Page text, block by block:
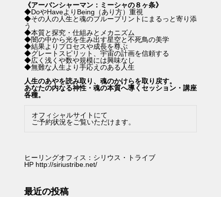
《アーバンシャーマン：ミーシャの８ヶ条》
◆DoやHaveよりBeing（あり方）重視
◆その人の人生と魂のブループリントにまるっと寄り添
う
◆本質と探究・仕組みとメカニズム
◆闇の中から光を生み出す星空と不死鳥の美学
◆結果よりプロセスや成長を尊ぶ
◆グレートスピリット、宇宙の計画を信頼する
◆広く浅くや数や規模には興味なし
◆無難な人生より手応えのある人生
人生のあやを読み取り、魂のかけらを取り戻す。
あなたの内なる神性・魂の本質へ導くセッション・講座
各種。
オフィシャルサイトにて
ご予約状況をご覧いただけます。
ヒーリングオフィス：シリウス・トライブ
HP http://siriustribe.net/
最近の投稿